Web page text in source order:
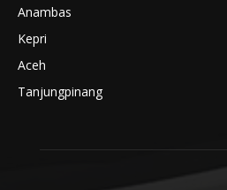
Anambas
Kepri
Aceh
Tanjungpinang